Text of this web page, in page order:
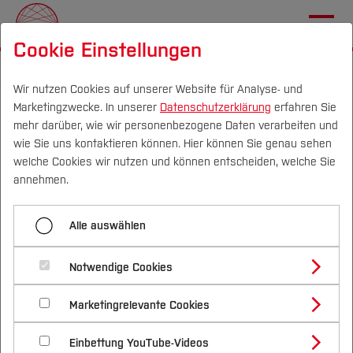
Über
Transferprojekte
Nachhaltigkeitsallianz
MachBar
Erfolgreicher Jahrestermin
mit dem Projektträger VDI
Technologiezentrum
Am 19. November 2024 fand der Jahrestermin des
THALESruhr-Projekts mit dem Projektträger VDI
Technologiezentrum statt. Mi-Yong Becker,
Gesamtprojektleiterin von THALESruhr und
Vizepräsidentin der Hochschule Bochum,
resümierte mit Begeisterung den Tag: „Das
Cookie Einstellungen
Wir nutzen Cookies auf unserer Website für Analyse- und
Marketingzwecke. In unserer Datenschutzerklärung erfahren Sie
mehr darüber, wie wir personenbezogene Daten verarbeiten und
wie Sie uns kontaktieren können. Hier können Sie genau sehen
welche Cookies wir nutzen und können entscheiden, welche Sie
annehmen.
Alle auswählen
Notwendige Cookies
Marketingrelevante Cookies
Einbettung YouTube-Videos